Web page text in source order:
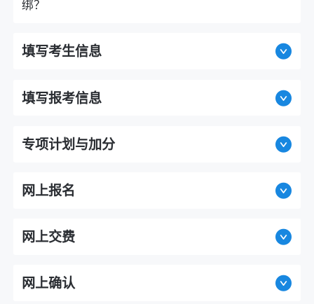
绑？
填写考生信息
填写报考信息
专项计划与加分
网上报名
网上交费
网上确认